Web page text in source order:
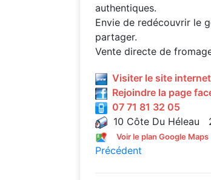
authentiques.
Envie de redécouvrir le
partager.
Vente directe de
Visiter le site internet
Rejoindre la page
07 71 81 32 05
10 Côte Du Héleau
Voir le plan Google Maps
Précédent